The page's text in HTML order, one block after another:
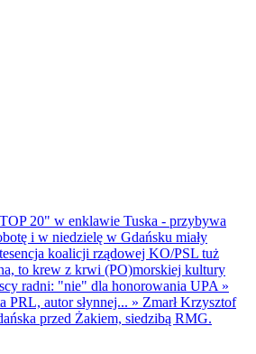
20" w enklawie Tuska - przybywa
i w niedzielę w Gdańsku miały
koalicji rządowej KO/PSL tuż
to krew z krwi (PO)morskiej kultury
radni: "nie" dla honorowania UPA »
PRL, autor słynnej... » Zmarł Krzysztof
przed Żakiem, siedzibą RMG.